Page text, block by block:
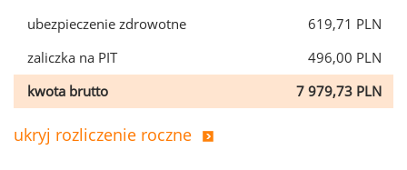
ubezpieczenie zdrowotne
619,71 PLN
zaliczka na PIT
496,00 PLN
kwota brutto
7 979,73 PLN
ukryj rozliczenie roczne